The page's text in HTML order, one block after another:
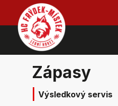
Zápasy
Výsledkový servis